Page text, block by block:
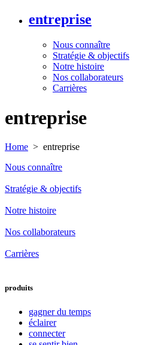
entreprise
Nous connaître
Stratégie & objectifs
Notre histoire
Nos collaborateurs
Carrières
entreprise
Home > entreprise
Nous connaître
Stratégie & objectifs
Notre histoire
Nos collaborateurs
Carrières
produits
gagner du temps
éclairer
connecter